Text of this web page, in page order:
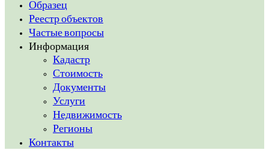
Образец
Реестр объектов
Частые вопросы
Информация
Кадастр
Стоимость
Документы
Услуги
Недвижимость
Регионы
Контакты